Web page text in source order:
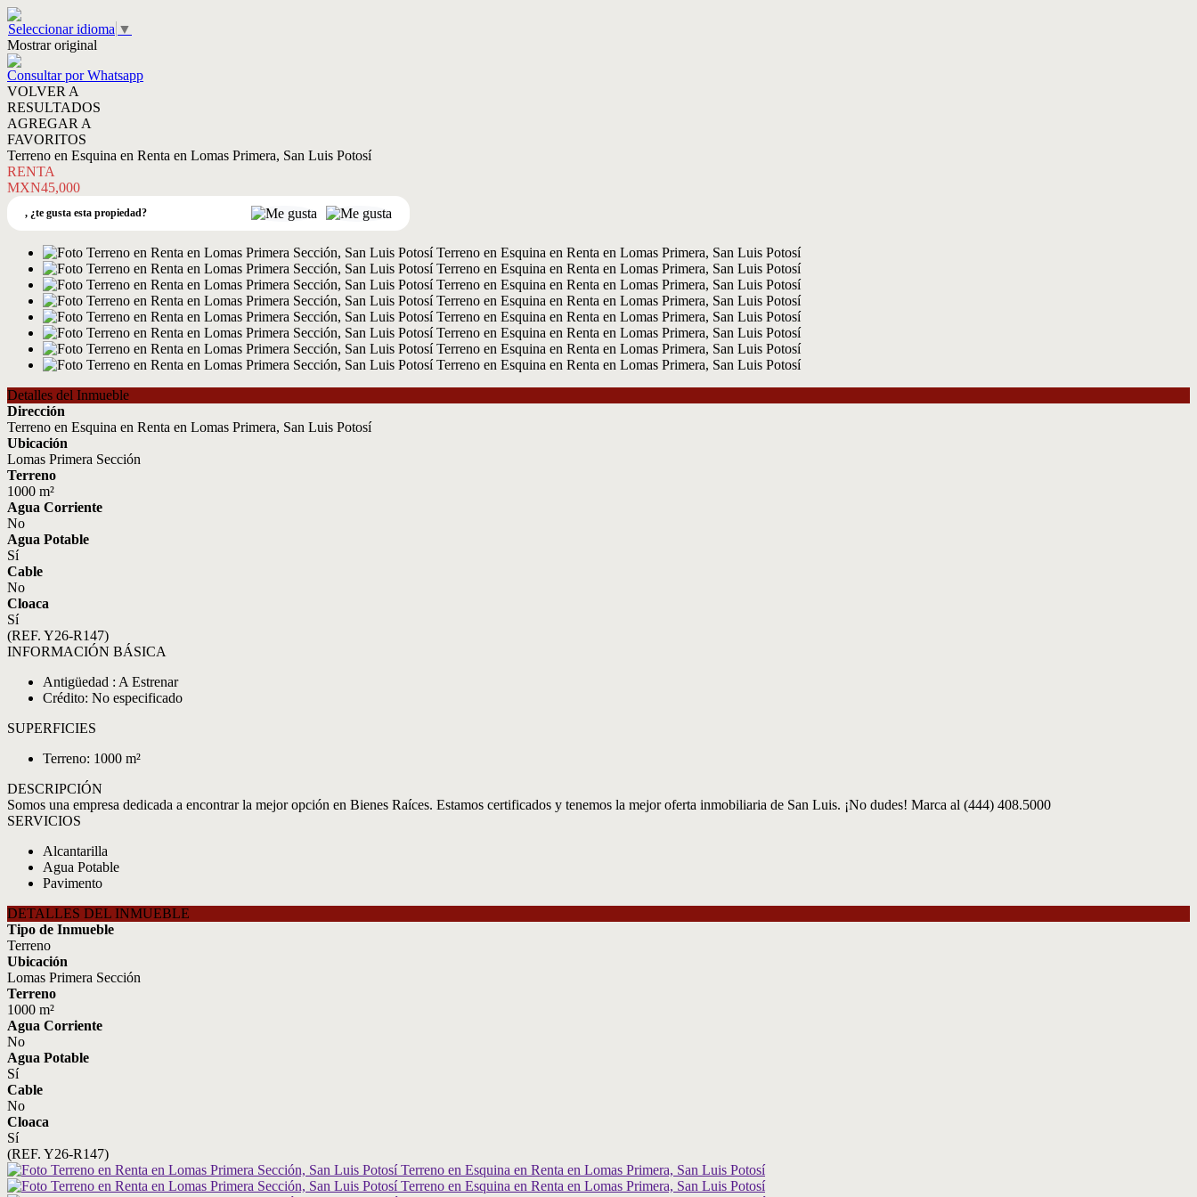
Seleccionar idioma ▼
Mostrar original
Consultar por Whatsapp
VOLVER A
RESULTADOS
AGREGAR A
FAVORITOS
Terreno en Esquina en Renta en Lomas Primera, San Luis Potosí
RENTA
MXN45,000
, ¿te gusta esta propiedad?
Detalles del Inmueble
Dirección
Terreno en Esquina en Renta en Lomas Primera, San Luis Potosí
Ubicación
Lomas Primera Sección
Terreno
1000 m²
Agua Corriente
No
Agua Potable
Sí
Cable
No
Cloaca
Sí
(REF. Y26-R147)
INFORMACIÓN BÁSICA
Antigüedad : A Estrenar
Crédito: No especificado
SUPERFICIES
Terreno: 1000 m²
DESCRIPCIÓN
Somos una empresa dedicada a encontrar la mejor opción en Bienes Raíces. Estamos certificados y tenemos la mejor oferta inmobiliaria de San Luis. ¡No dudes! Marca al (444) 408.5000
SERVICIOS
Alcantarilla
Agua Potable
Pavimento
DETALLES DEL INMUEBLE
Tipo de Inmueble
Terreno
Ubicación
Lomas Primera Sección
Terreno
1000 m²
Agua Corriente
No
Agua Potable
Sí
Cable
No
Cloaca
Sí
(REF. Y26-R147)